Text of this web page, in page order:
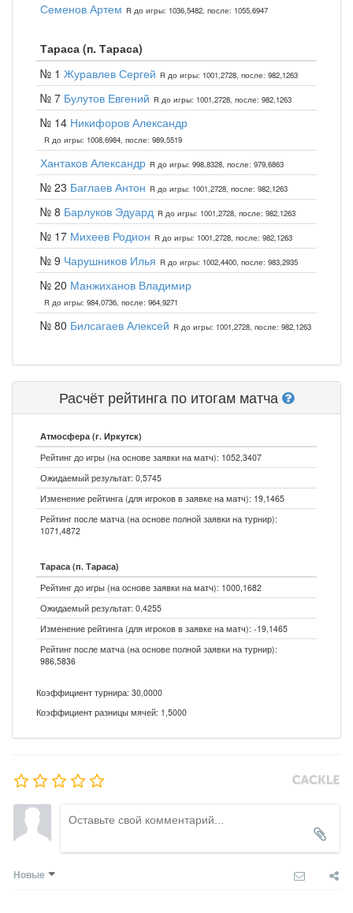
Семенов Артем R до игры: 1036,5482, после: 1055,6947
Тараса (п. Тараса)
№ 1 Журавлев Сергей R до игры: 1001,2728, после: 982,1263
№ 7 Булутов Евгений R до игры: 1001,2728, после: 982,1263
№ 14 Никифоров Александр
R до игры: 1008,6984, после: 989,5519
Хантаков Александр R до игры: 998,8328, после: 979,6863
№ 23 Баглаев Антон R до игры: 1001,2728, после: 982,1263
№ 8 Барлуков Эдуард R до игры: 1001,2728, после: 982,1263
№ 17 Михеев Родион R до игры: 1001,2728, после: 982,1263
№ 9 Чарушников Илья R до игры: 1002,4400, после: 983,2935
№ 20 Манжиханов Владимир
R до игры: 984,0736, после: 964,9271
№ 80 Билсагаев Алексей R до игры: 1001,2728, после: 982,1263
Расчёт рейтинга по итогам матча
Атмосфера (г. Иркутск)
Рейтинг до игры (на основе заявки на матч): 1052,3407
Ожидаемый результат: 0,5745
Изменение рейтинга (для игроков в заявке на матч): 19,1465
Рейтинг после матча (на основе полной заявки на турнир):
1071,4872
Тараса (п. Тараса)
Рейтинг до игры (на основе заявки на матч): 1000,1682
Ожидаемый результат: 0,4255
Изменение рейтинга (для игроков в заявке на матч): -19,1465
Рейтинг после матча (на основе полной заявки на турнир):
986,5836
Коэффициент турнира: 30,0000
Коэффициент разницы мячей: 1,5000
Новые